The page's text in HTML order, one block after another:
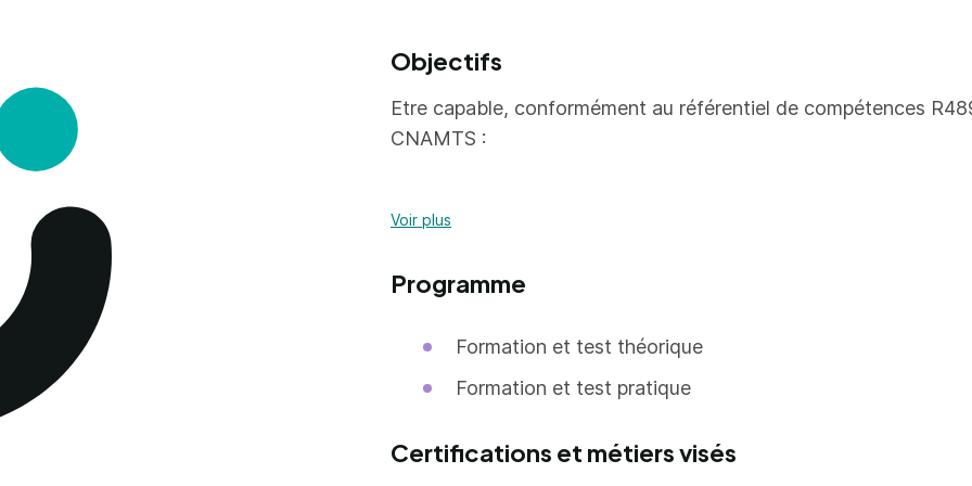
Objectifs
Etre capable, conformément au référentiel de compétences
CNAMTS :
porté,
De conduire en sécurité un chariot de manutention
conducteur porté de la ou des catégorie(s) concernée(s).
Voir plus
Programme
Formation et test théorique
Formation et test pratique
Certifications et métiers visés